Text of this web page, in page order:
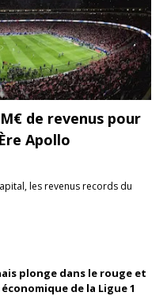
de revenus pour
Apollo
les revenus records du
plonge dans le rouge et
de la Ligue 1